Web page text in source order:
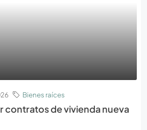
Bienes raíces
contratos de vivienda nueva